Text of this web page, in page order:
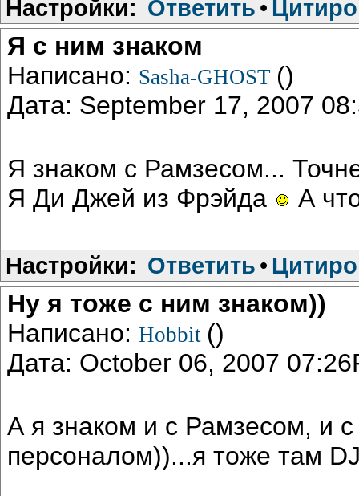
Настройки: Ответить •
Я с ним знаком
Написано: Sasha-GHOST ()
Дата: September 17, 2007
Я знаком с Рамзесом...
Я Ди Джей из Фрэйда
А
Настройки: Ответить •
Ну я тоже с ним знаком))
Написано: Hobbit ()
Дата: October 06, 2007
А я знаком и с Рамзесом, и
персоналом))...я тоже там